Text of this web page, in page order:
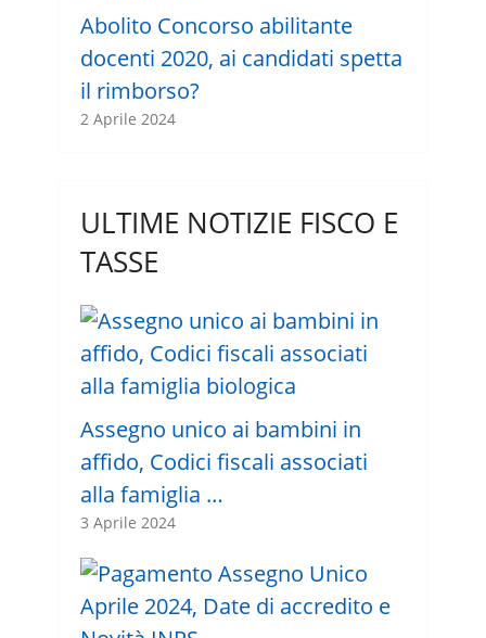
Abolito Concorso abilitante
docenti 2020, ai candidati spetta
il rimborso?
2 Aprile 2024
ULTIME NOTIZIE FISCO E
TASSE
Assegno unico ai bambini in
affido, Codici fiscali associati
alla famiglia …
3 Aprile 2024